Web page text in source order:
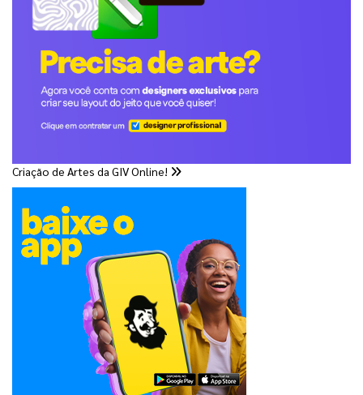
Criação de Artes da GIV Online!